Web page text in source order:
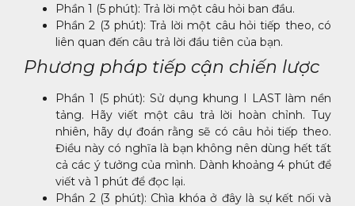
Phần 1 (5 phút): Trả lời một câu hỏi ban đầu.
Phần 2 (3 phút): Trả lời một câu hỏi tiếp theo, có
liên quan đến câu trả lời đầu tiên của bạn.
Phương pháp tiếp cận chiến lược
Phần 1 (5 phút): Sử dụng khung I LAST làm nền
tảng. Hãy viết một câu trả lời hoàn chỉnh. Tuy
nhiên, hãy dự đoán rằng sẽ có câu hỏi tiếp theo.
Điều này có nghĩa là bạn không nên dùng hết tất
cả các ý tưởng của mình. Dành khoảng 4 phút để
viết và 1 phút để đọc lại.
Phần 2 (3 phút): Chìa khóa ở đây là sự kết nối và